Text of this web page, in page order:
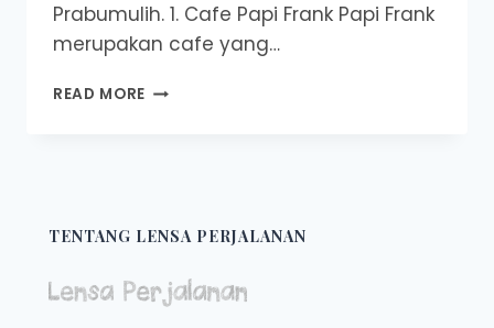
Prabumulih. 1. Cafe Papi Frank Papi Frank
merupakan cafe yang…
READ MORE 5
FAVORIT
NONGKRONG
ANAK
TENTANG LENSA PERJALANAN